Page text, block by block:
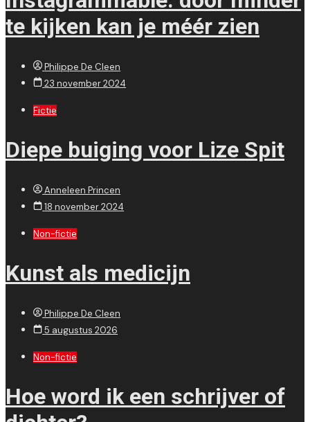
te kijken kan je méér zien
Philippe De Cleen
23 november 2024
Fictie
Diepe buiging voor Lize Spit
Anneleen Princen
18 november 2024
Non-fictie
Kunst als medicijn
Philippe De Cleen
5 augustus 2026
Non-fictie
Hoe word ik een schrijver of